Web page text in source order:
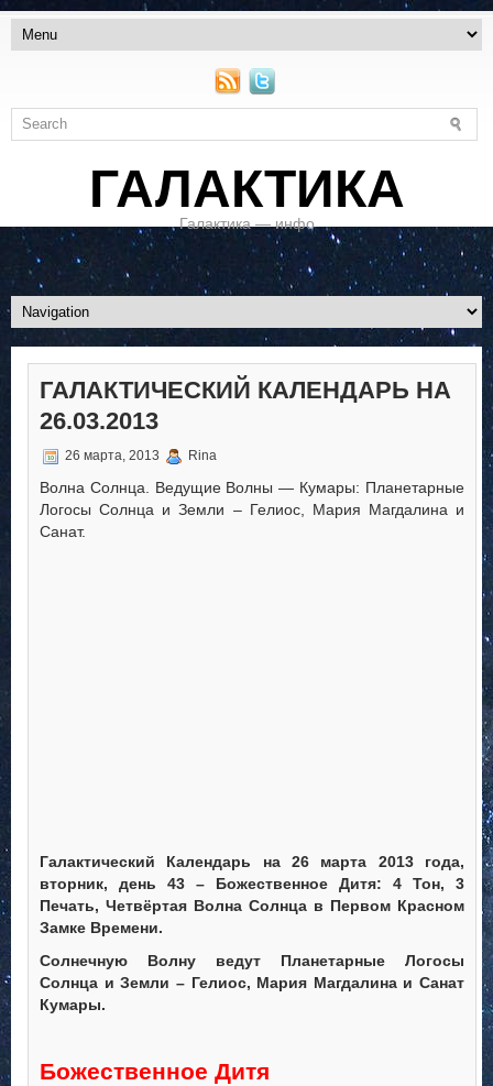
ГАЛАКТИКА
Галактика — инфо
ГАЛАКТИЧЕСКИЙ КАЛЕНДАРЬ НА
26.03.2013
26 марта, 2013 Rina
Волна Солнца. Ведущие Волны — Кумары: Планетарные
Логосы Солнца и Земли – Гелиос, Мария Магдалина и
Санат.
Галактический Календарь на 26 марта 2013 года,
вторник, день 43 – Божественное Дитя: 4 Тон, 3
Печать, Четвёртая Волна Солнца в Первом Красном
Замке Времени.
Солнечную Волну ведут Планетарные Логосы
Солнца и Земли – Гелиос, Мария Магдалина и Санат
Кумары.
Божественное Дитя